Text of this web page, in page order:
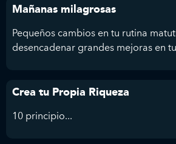
Mañanas milagrosas
Pequeños cambios en tu rutina
desencadenar grandes mejoras en
Crea tu Propia Riqueza
10 principio...